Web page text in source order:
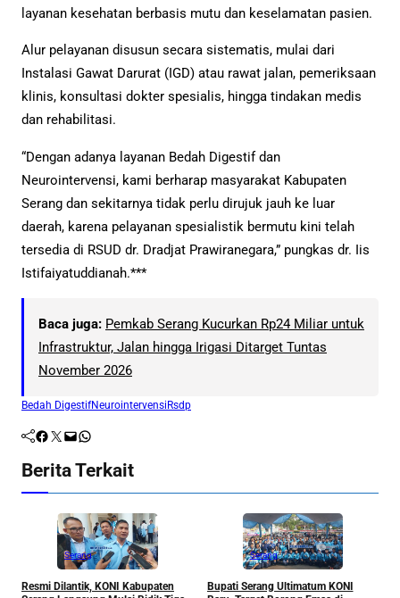
layanan kesehatan berbasis mutu dan keselamatan pasien.
Alur pelayanan disusun secara sistematis, mulai dari
Instalasi Gawat Darurat (IGD) atau rawat jalan, pemeriksaan
klinis, konsultasi dokter spesialis, hingga tindakan medis
dan rehabilitasi.
“Dengan adanya layanan Bedah Digestif dan
Neurointervensi, kami berharap masyarakat Kabupaten
Serang dan sekitarnya tidak perlu dirujuk jauh ke luar
daerah, karena pelayanan spesialistik bermutu kini telah
tersedia di RSUD dr. Dradjat Prawiranegara,” pungkas dr. Iis
Istifaiyatuddianah.***
Baca juga: Pemkab Serang Kucurkan Rp24 Miliar untuk
Infrastruktur, Jalan hingga Irigasi Ditarget Tuntas
November 2026
Bedah DigestifNeurointervensiRsdp
Facebook Twitter Mail WhatsApp
Berita Terkait
Serang
Resmi Dilantik, KONI Kabupaten
Serang
Bupati Serang Ultimatum KONI